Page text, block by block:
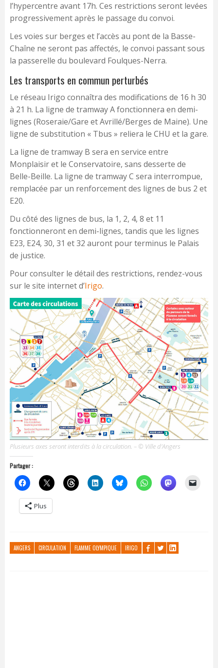
l’hypercentre avant 17h. Ces restrictions seront levées
progressivement après le passage du convoi.
Les voies sur berges et l’accès au pont de la Basse-
Chaîne ne seront pas affectés, le convoi passant sous
la passerelle du boulevard Foulques-Nerra.
Les transports en commun perturbés
Le réseau Irigo connaîtra des modifications de 16 h 30
à 21 h. La ligne de tramway A fonctionnera en demi-
lignes (Roseraie/Gare et Avrillé/Berges de Maine). Une
ligne de substitution « Tbus » reliera le CHU et la gare.
La ligne de tramway B sera en service entre
Monplaisir et le Conservatoire, sans desserte de
Belle-Beille. La ligne de tramway C sera interrompue,
remplacée par un renforcement des lignes de bus 2 et
E20.
Du côté des lignes de bus, la 1, 2, 4, 8 et 11
fonctionneront en demi-lignes, tandis que les lignes
E23, E24, 30, 31 et 32 auront pour terminus le Palais
de justice.
Pour consulter le détail des restrictions, rendez-vous
sur le site internet d’Irigo.
Plusieurs axes seront interdits à la circulation. – © Ville d’Angers
Partager :
Plus
ANGERS CIRCULATION FLAMME OLYMPIQUE IRIGO